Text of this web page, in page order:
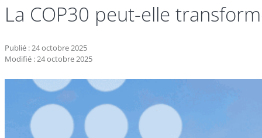
La COP30 peut-elle
Publié : 24 octobre 2025
Modifié : 24 octobre 2025